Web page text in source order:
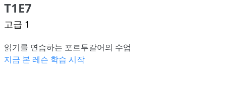
T1E7
고급 1
읽기를 연습하는 포르투갈어의 수업
지금 본 레슨 학습 시작